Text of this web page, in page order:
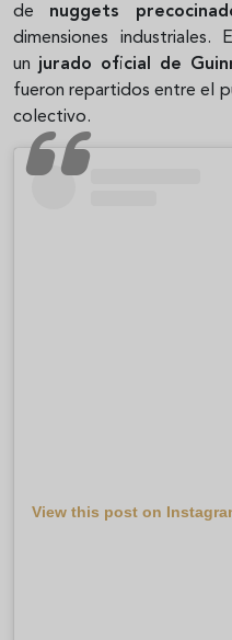
de nuggets
dimensiones
un jurado oficial de
fueron repartidos entre el
colectivo.
View this post on